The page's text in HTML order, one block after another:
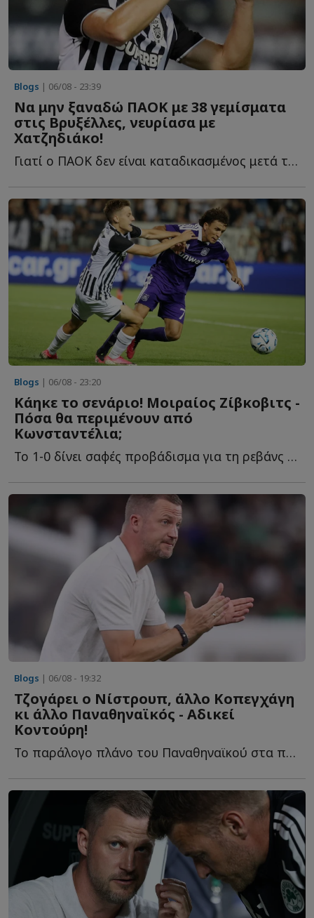
Blogs | 06/08 - 23:39
Να μην ξαναδώ ΠΑΟΚ με 38 γεμίσματα
στις Βρυξέλλες, νευρίασα με
Χατζηδιάκο!
Γιατί ο ΠΑΟΚ δεν είναι καταδικασμένος μετά την ήττα στην Τούμπα από την Άντε...
Blogs | 06/08 - 23:20
Κάηκε το σενάριο! Μοιραίος Ζίβκοβιτς -
Πόσα θα περιμένουν από
Κωνσταντέλια;
Το 1-0 δίνει σαφές προβάδισμα για τη ρεβάνς των Βρυξελλών. Ό...
Blogs | 06/08 - 19:32
Τζογάρει ο Νίστρουπ, άλλο Κοπεγχάγη
κι άλλο Παναθηναϊκός - Αδικεί
Κοντούρη!
Το παράλογο πλάνο του Παναθηναϊκού στα προκριματικά, ο...